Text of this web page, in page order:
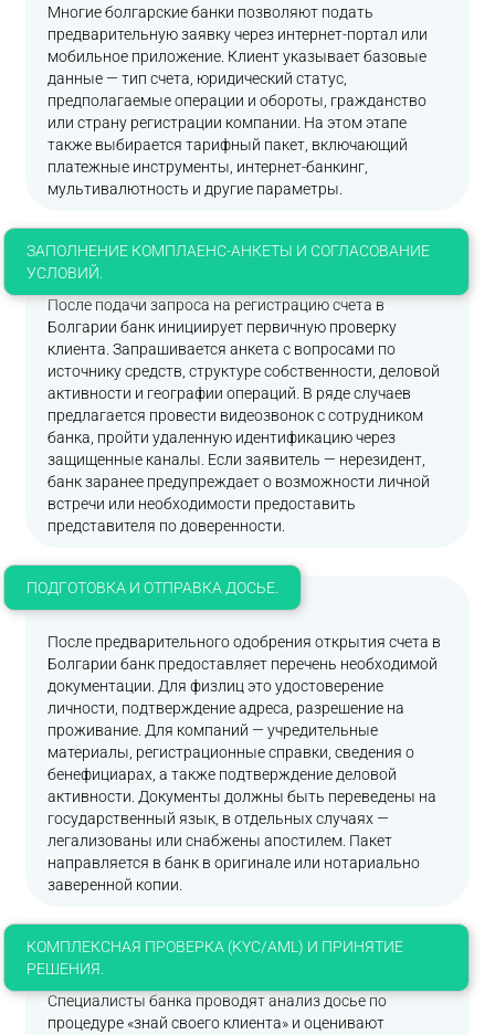
Многие болгарские банки позволяют подать
предварительную заявку через интернет-портал или
мобильное приложение. Клиент указывает базовые
данные — тип счета, юридический статус,
предполагаемые операции и обороты, гражданство
или страну регистрации компании. На этом этапе
также выбирается тарифный пакет, включающий
платежные инструменты, интернет-банкинг,
мультивалютность и другие параметры.
ЗАПОЛНЕНИЕ КОМПЛАЕНС-АНКЕТЫ И СОГЛАСОВАНИЕ
УСЛОВИЙ.
После подачи запроса на регистрацию счета в
Болгарии банк инициирует первичную проверку
клиента. Запрашивается анкета с вопросами по
источнику средств, структуре собственности, деловой
активности и географии операций. В ряде случаев
предлагается провести видеозвонок с сотрудником
банка, пройти удаленную идентификацию через
защищенные каналы. Если заявитель — нерезидент,
банк заранее предупреждает о возможности личной
встречи или необходимости предоставить
представителя по доверенности.
ПОДГОТОВКА И ОТПРАВКА ДОСЬЕ.
После предварительного одобрения открытия счета в
Болгарии банк предоставляет перечень необходимой
документации. Для физлиц это удостоверение
личности, подтверждение адреса, разрешение на
проживание. Для компаний — учредительные
материалы, регистрационные справки, сведения о
бенефициарах, а также подтверждение деловой
активности. Документы должны быть переведены на
государственный язык, в отдельных случаях —
легализованы или снабжены апостилем. Пакет
направляется в банк в оригинале или нотариально
заверенной копии.
КОМПЛЕКСНАЯ ПРОВЕРКА (KYC/AML) И ПРИНЯТИЕ
РЕШЕНИЯ.
Специалисты банка проводят анализ досье по
процедуре «знай своего клиента» и оценивают